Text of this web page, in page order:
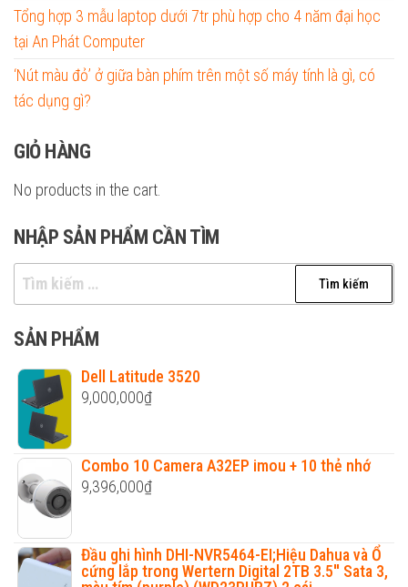
Tổng hợp 3 mẫu laptop dưới 7tr phù hợp cho 4 năm đại học
tại An Phát Computer
‘Nút màu đỏ’ ở giữa bàn phím trên một số máy tính là gì, có
tác dụng gì?
GIỎ HÀNG
No products in the cart.
NHẬP SẢN PHẨM CẦN TÌM
Tìm
kiếm
cho:
SẢN PHẨM
Dell Latitude 3520
9,000,000₫
Combo 10 Camera A32EP imou + 10 thẻ nhớ
9,396,000₫
Đầu ghi hình DHI-NVR5464-EI;Hiệu Dahua và Ổ
cứng lắp trong Wertern Digital 2TB 3.5'' Sata 3,